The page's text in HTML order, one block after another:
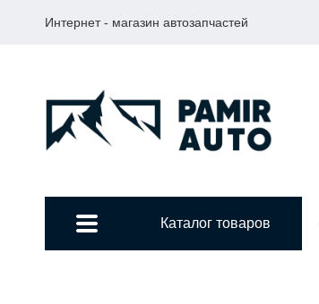
Интернет - магазин автозапчастей
Каталог товаров